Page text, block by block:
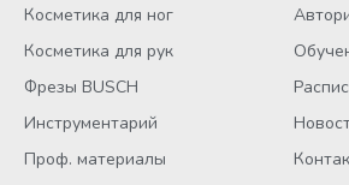
Косметика для ног
Косметика для рук
Фрезы BUSCH
Инструментарий
Проф. материалы